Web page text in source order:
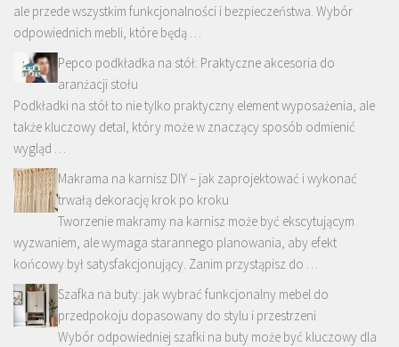
ale przede wszystkim funkcjonalności i bezpieczeństwa. Wybór
odpowiednich mebli, które będą …
Pepco podkładka na stół: Praktyczne akcesoria do
aranżacji stołu
Podkładki na stół to nie tylko praktyczny element wyposażenia, ale
także kluczowy detal, który może w znaczący sposób odmienić
wygląd …
Makrama na karnisz DIY – jak zaprojektować i wykonać
trwałą dekorację krok po kroku
Tworzenie makramy na karnisz może być ekscytującym
wyzwaniem, ale wymaga starannego planowania, aby efekt
końcowy był satysfakcjonujący. Zanim przystąpisz do …
Szafka na buty: jak wybrać funkcjonalny mebel do
przedpokoju dopasowany do stylu i przestrzeni
Wybór odpowiedniej szafki na buty może być kluczowy dla